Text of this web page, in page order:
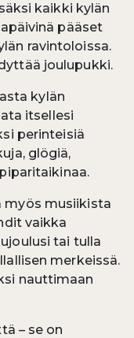
kaikki kylän
pääset
ravintoloissa.
joulupukki.
kylän
itsellesi
perinteisiä
glögiä,
myös musiikista
vaikka
tai tulla
merkeissä.
nauttimaan
– se on